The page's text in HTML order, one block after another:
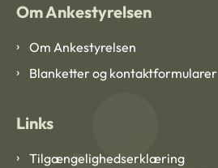
Om Ankestyrelsen
Om Ankestyrelsen
Blanketter og kontaktformularer
Links
Tilgængelighedserklæring